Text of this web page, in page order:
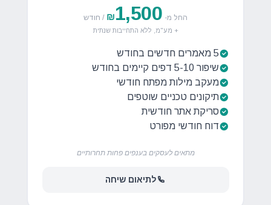
החל מ- 1,500
₪ / חודש
+ מע"מ, ללא התחייבות שנתית
5 מאמרים חדשים בחודש
שיפור 5-10 דפים קיימים בחודש
מעקב מילות מפתח חודשי
תיקונים טכניים שוטפים
סריקת אתר חודשית
דוח חודשי מפורט
מתאים לעסקים בענפים פחות תחרותיים
לתיאום שיחה